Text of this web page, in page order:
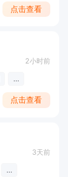
点击查看
2小时前
...
点击查看
3天前
...